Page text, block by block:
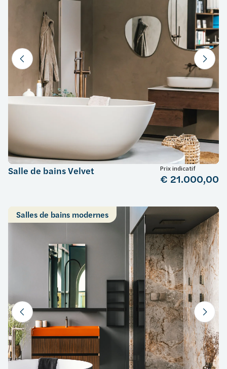
Salle de bains Velvet Prix indicatif
€ 21.000,00
Salles de bains modernes